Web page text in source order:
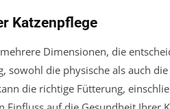
Katzenpflege
Dimensionen, die
sowohl die physische als auch
die richtige Fütterung,